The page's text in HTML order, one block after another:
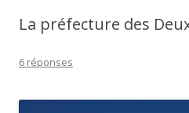
La préfecture des
6 réponses